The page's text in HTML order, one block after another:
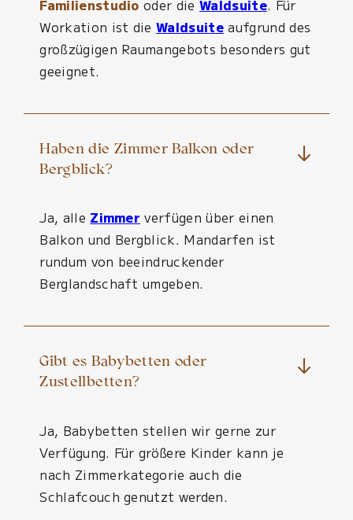
Familienstudio oder dieWaldsuite. Für
Workation ist dieWaldsuiteaufgrund des
großzügigen Raumangebots besonders gut
geeignet.
Haben die Zimmer Balkon oder
Bergblick?
Ja, alle Zimmer verfügen über einen
Balkon und Bergblick. Mandarfen ist
rundum von beeindruckender
Berglandschaft umgeben.
Gibt es Babybetten oder
Zustellbetten?
Ja, Babybetten stellen wir gerne zur
Verfügung. Für größere Kinder kann je
nach Zimmerkategorie auch die
Schlafcouch genutzt werden.